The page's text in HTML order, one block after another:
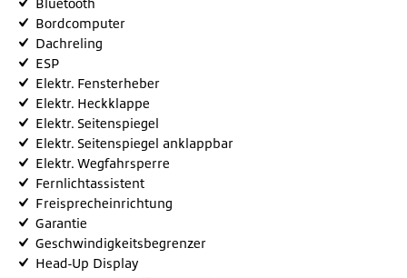
Bluetooth
Bordcomputer
Dachreling
ESP
Elektr. Fensterheber
Elektr. Heckklappe
Elektr. Seitenspiegel
Elektr. Seitenspiegel anklappbar
Elektr. Wegfahrsperre
Fernlichtassistent
Freisprecheinrichtung
Garantie
Geschwindigkeitsbegrenzer
Head-Up Display